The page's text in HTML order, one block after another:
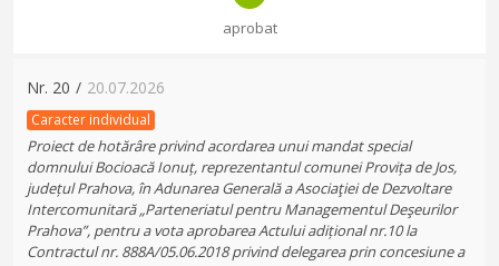
aprobat
Nr. 20 / 20.07.2026
Caracter individual
Proiect de hotărâre privind acordarea unui mandat special
domnului Bocioacă Ionuț, reprezentantul comunei Provița de Jos,
județul Prahova, în Adunarea Generală a Asociaţiei de Dezvoltare
Intercomunitară „Parteneriatul pentru Managementul Deşeurilor
Prahova”, pentru a vota aprobarea Actului adițional nr.10 la
Contractul nr. 888A/05.06.2018 privind delegarea prin concesiune a